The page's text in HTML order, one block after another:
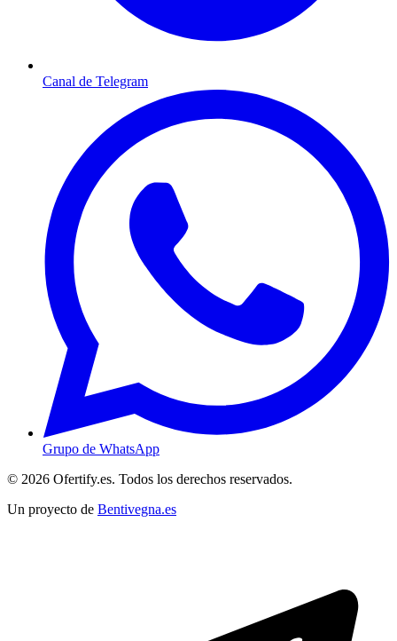
Canal de Telegram
Grupo de WhatsApp
© 2026 Ofertify.es. Todos los derechos reservados.
Un proyecto de Bentivegna.es